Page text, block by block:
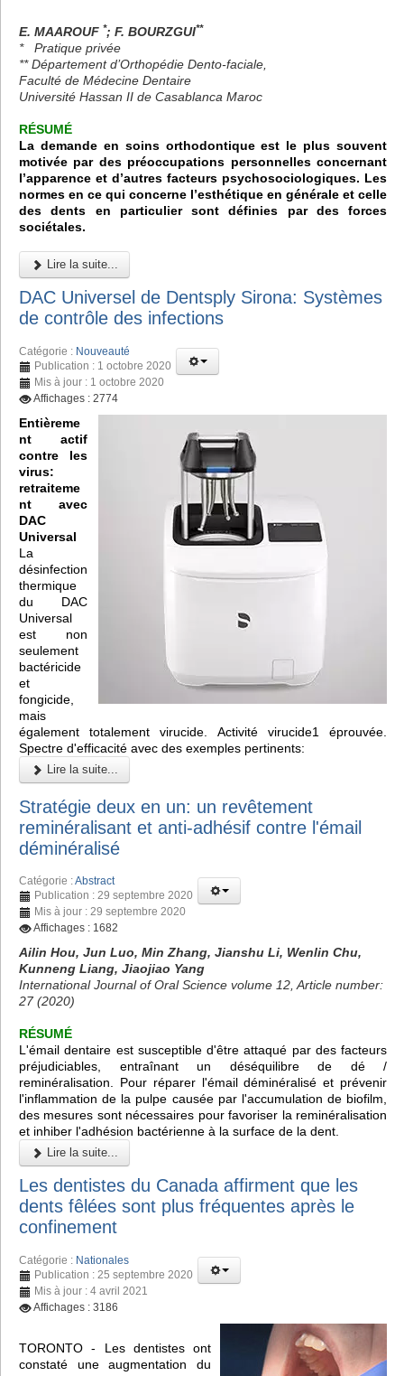
E. MAAROUF *; F. BOURZGUI**
* Pratique privée
** Département d’Orthopédie Dento-faciale,
Faculté de Médecine Dentaire
Université Hassan II de Casablanca Maroc
RÉSUMÉ
La demande en soins orthodontique est le plus souvent
motivée par des préoccupations personnelles concernant
l’apparence et d’autres facteurs psychosociologiques. Les
normes en ce qui concerne l’esthétique en générale et celle
des dents en particulier sont définies par des forces
sociétales.
Lire la suite...
DAC Universel de Dentsply Sirona: Systèmes
de contrôle des infections
Catégorie : Nouveauté
Publication : 1 octobre 2020
Mis à jour : 1 octobre 2020
Affichages : 2774
Entièreme
nt actif
contre les
virus:
retraiteme
nt avec
DAC
Universal
La
désinfection
thermique
du DAC
Universal
est non
seulement
bactéricide
et
fongicide,
mais
également totalement virucide. Activité virucide1 éprouvée.
Spectre d'efficacité avec des exemples pertinents:
Lire la suite...
Stratégie deux en un: un revêtement
reminéralisant et anti-adhésif contre l'émail
déminéralisé
Catégorie :Abstract
Publication : 29 septembre 2020
Mis à jour : 29 septembre 2020
Affichages : 1682
Ailin Hou, Jun Luo, Min Zhang, Jianshu Li, Wenlin Chu,
Kunneng Liang, Jiaojiao Yang
International Journal of Oral Science volume 12, Article number:
27 (2020)
RÉSUMÉ
L'émail dentaire est susceptible d'être attaqué par des facteurs
préjudiciables, entraînant un déséquilibre de dé /
reminéralisation. Pour réparer l'émail déminéralisé et prévenir
l'inflammation de la pulpe causée par l'accumulation de biofilm,
des mesures sont nécessaires pour favoriser la reminéralisation
et inhiber l'adhésion bactérienne à la surface de la dent.
Lire la suite...
Les dentistes du Canada affirment que les
dents fêlées sont plus fréquentes après le
confinement
Catégorie : Nationales
Publication : 25 septembre 2020
Mis à jour : 4 avril 2021
Affichages : 3186
TORONTO - Les dentistes ont
constaté une augmentation du